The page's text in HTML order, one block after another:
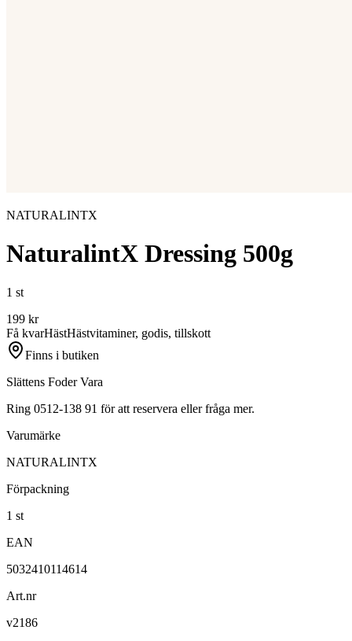
NATURALINTX
NaturalintX Dressing 500g
1 st
199 kr
Få kvarHästHästvitaminer, godis, tillskott
Finns i butiken
Slättens Foder Vara
Ring 0512-138 91 för att reservera eller fråga mer.
Varumärke
NATURALINTX
Förpackning
1 st
EAN
5032410114614
Art.nr
v2186